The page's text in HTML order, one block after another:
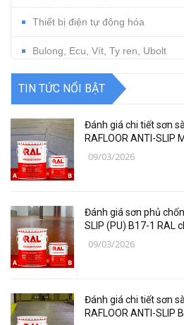
Thiết bị điện tự động hóa
Bulong, Ecu, Vít, Ty ren, Ubolt
Dụng cụ cắt gọt
Thiết bị, vật tư điện nước
Thiết bị, vật tư điện lạnh
Thiết bị bảo hộ lao động
Thiết bị đo Mitutoyo
Dụng Cụ Ngành Hàng Không
TIN TỨC NỔI BẬT
Đánh giá chi tiết sơn
RAFLOOR ANTI-SLIP
09/03/2026
Đánh giá sơn phủ
SLIP (PU) B17-1 RAL
09/03/2026
Đánh giá chi tiết sơn
RAFLOOR ANTI-SLIP